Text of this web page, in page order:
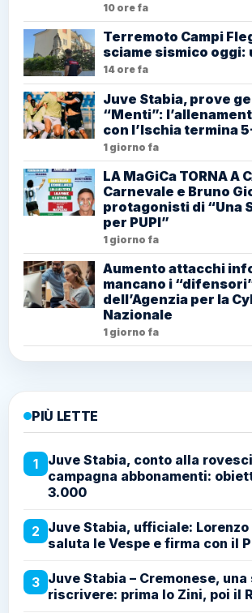
10 ore fa
Terremoto Campi
sciame sismico oggi:
14 ore fa
Juve Stabia, prove
“Menti”:
con l’Ischia termina
1 giorno fa
LA MaGiCa TORNA A
Carnevale e Bruno
protagonisti di “Una
per PUPI”
1 giorno fa
Aumento attacchi
mancano i
dell’Agenzia per la
Nazionale
1 giorno fa
PIÙ LETTE
1
Juve Stabia, conto alla
campagna abbonamenti:
3.000
2 Juve Stabia, ufficiale:
saluta le Vespe e firma con il
3 Juve Stabia – Cremonese,
riscrivere: prima lo Zini, poi il